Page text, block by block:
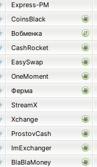
Express-PM
CoinsBlack
Вобменка
CashRocket
EasySwap
OneMoment
Ферма
StreamX
Xchange
ProstovCash
ImExchanger
BlaBlaMoney